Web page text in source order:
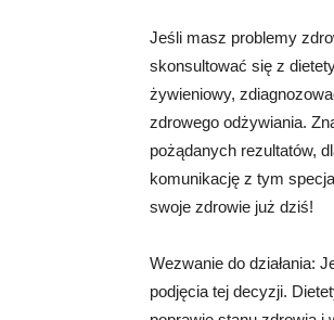
Jeśli masz problemy
skonsultować się z
żywieniowy,
zdrowego odżywiania.
pożądanych rezultatów,
komunikację z tym
swoje zdrowie już dziś!
Wezwanie do działania:
podjęcia tej decyzji.